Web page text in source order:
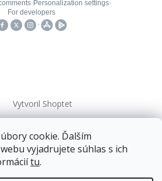
cookie. Ďalším
vyjadrujete súhlas s ich
tu.
pre balíkové zásielky v hodnote
Vytvoril Shoptet
. Všetky práva vyhradené.